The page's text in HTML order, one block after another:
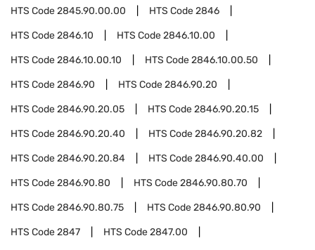
HTS Code2845.90.00.00 HTS Code2846
HTS Code2846.10 HTS Code2846.10.00
HTS Code2846.10.00.10 HTS Code2846.10.00.50
HTS Code2846.90 HTS Code2846.90.20
HTS Code2846.90.20.05 HTS Code2846.90.20.15
HTS Code2846.90.20.40 HTS Code2846.90.20.82
HTS Code2846.90.20.84 HTS Code2846.90.40.00
HTS Code2846.90.80 HTS Code2846.90.80.70
HTS Code2846.90.80.75 HTS Code2846.90.80.90
HTS Code2847 HTS Code2847.00